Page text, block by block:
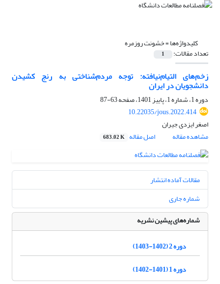
کلیدواژه‌ها =خشونت روزمره
تعداد مقالات: 1
زخم‌‌های التیام‌نیافته: توجه مردم‌‌شناختی به رنج کشیدن
دانشجویان در ایران
دوره 1، شماره 1، پاییز 1401، صفحه
63-87
10.22035/jous.2022.414
اصغر ایزدی جیران
مشاهده مقاله
اصل مقاله 683.02 K
مقالات آماده انتشار
شماره جاری
شماره‌های پیشین نشریه
دوره 2 (1402-1403)
دوره 1 (1401-1402)